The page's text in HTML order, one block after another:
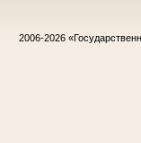
2006-2026